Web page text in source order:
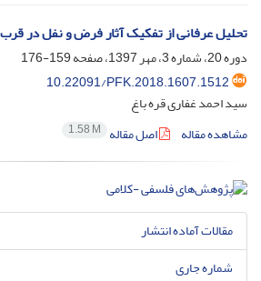
تحلیل عرفانی از تفکیک آثار فرض و نفل در قرب
دوره 20، شماره 3، مهر 1397، صفحه
159-176
10.22091/PFK.2018.1607.1512
سید احمد غفاری قره باغ
مشاهده مقاله
اصل مقاله 1.58 M
مقالات آماده انتشار
شماره جاری